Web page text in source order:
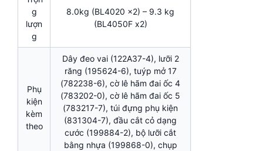
g
lượn
g
8.0kg (BL4020 x2) – 9.3 kg
(BL4050F x2)
Phụ
kiện
kèm
theo
Dây đeo vai (122A37-4), lưỡi 2
răng (195624-6), tuýp mở 17
(782238-6), cờ lê hãm đai ốc 4
(783202-0), cờ lê hãm đai ốc 5
(783217-7), túi đựng phụ kiện
(831304-7), đầu cắt cỏ dạng
cước (199884-2), bộ lưỡi cắt
bằng nhựa (199868-0), chụp